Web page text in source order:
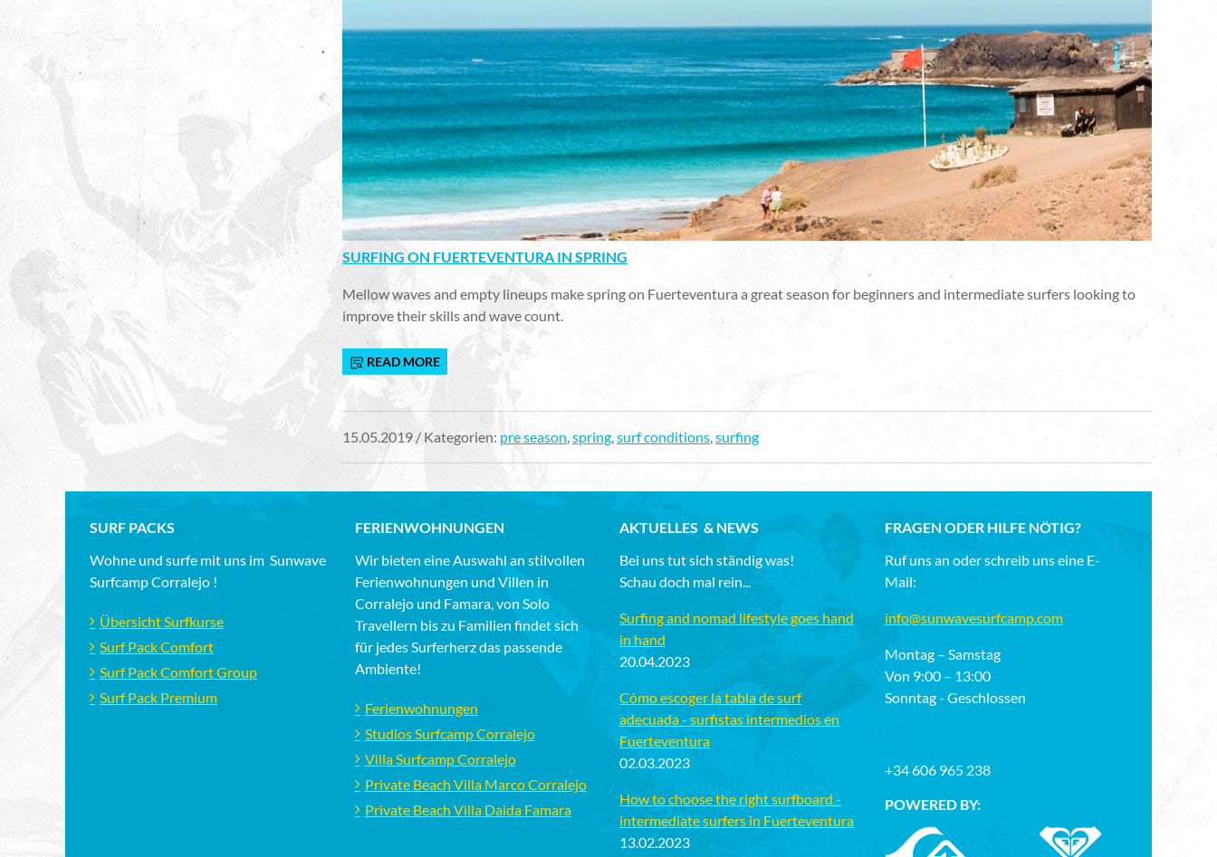
SURFING ON FUERTEVENTURA IN SPRING
Mellow waves and empty lineups make spring on Fuerteventura a great season for beginners and intermediate surfers looking to
improve their skills and wave count.
READ MORE
15.05.2019 / Kategorien: pre season,spring,surf conditions,surfing
SURF PACKS
Wohne und surfe mit uns im Sunwave
Surfcamp Corralejo !
Übersicht Surfkurse
Surf Pack Comfort
Surf Pack Comfort Group
Surf Pack Premium
FERIENWOHNUNGEN
Wir bieten eine Auswahl an stilvollen
Ferienwohnungen und Villen in
Corralejo und Famara, von Solo
Travellern bis zu Familien findet sich
für jedes Surferherz das passende
Ambiente!
Ferienwohnungen
Studios Surfcamp Corralejo
Villa Surfcamp Corralejo
Private Beach Villa Marco Corralejo
Private Beach Villa Daida Famara
AKTUELLES & NEWS
Bei uns tut sich ständig was!
Schau doch mal rein...
Surfing and nomad lifestyle goes hand
in hand
20.04.2023
Cómo escoger la tabla de surf
adecuada - surfistas intermedios en
Fuerteventura
02.03.2023
How to choose the right surfboard -
intermediate surfers in Fuerteventura
13.02.2023
FRAGEN ODER HILFE NÖTIG?
Ruf uns an oder schreib uns eine E-
Mail:
info@sunwavesurfcamp.com
Montag – Samstag
Von 9:00 – 13:00
Sonntag - Geschlossen
+34 606 965 238
POWERED BY: